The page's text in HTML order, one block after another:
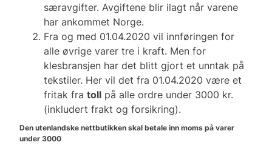
særavgifter. Avgiftene blir ilagt når varene
har ankommet Norge.
Fra og med 01.04.2020 vil innføringen for
alle øvrige varer tre i kraft. Men for
klesbransjen har det blitt gjort et unntak på
tekstiler. Her vil det fra 01.04.2020 være et
fritak fra toll på alle ordre under 3000 kr.
(inkludert frakt og forsikring).
Den utenlandske nettbutikken skal betale inn moms på varer
under 3000